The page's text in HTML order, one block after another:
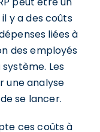
y a des coûts
liées à
des employés
Les
une analyse
se lancer.
ces coûts à